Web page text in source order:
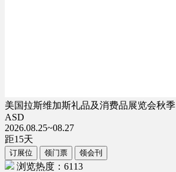
美国拉斯维加斯礼品及消费品展览会秋季
ASD
2026.08.25~08.27
距15天
订展位 领门票 领会刊
浏览热度：6113